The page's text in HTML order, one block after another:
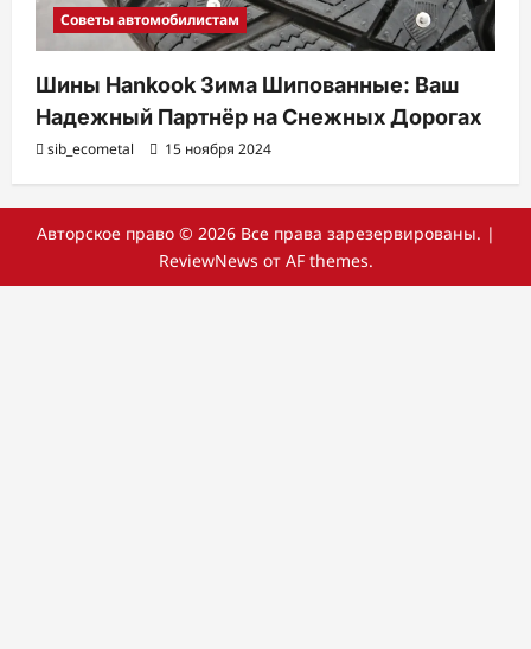
Советы автомобилистам
Шины Hankook Зима Шипованные: Ваш
Надежный Партнёр на Снежных Дорогах
sib_ecometal 15 ноября 2024
Авторское право © 2026 Все права зарезервированы. |
ReviewNews от AF themes.